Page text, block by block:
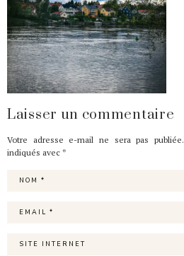
Laisser un commentaire
Votre adresse e-mail ne sera pas publiée.
indiqués avec *